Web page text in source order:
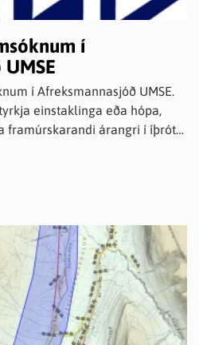
í
í Afreksmannasjóð UMSE.
einstaklinga eða hópa,
framúrskarandi árangri í íþrótt
úr sjóðnum 15.desember.